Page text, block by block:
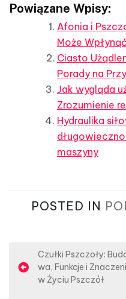
Powiązane Wpisy:
Afonia i
Może
Ciasto
Porady na
Jak wygląda
Zrozumienie
Hydraulika
maszyny
POSTED IN
a
Czułki Pszczoły:
wa, Funkcje i
w Życiu Pszczół